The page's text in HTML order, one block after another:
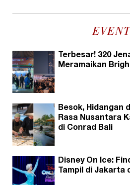
EVENT
Terbesar! 320
Meramaikan
Besok, Hidangan
Rasa Nusantara
di Conrad Bali
Disney On Ice:
Tampil di Jakarta